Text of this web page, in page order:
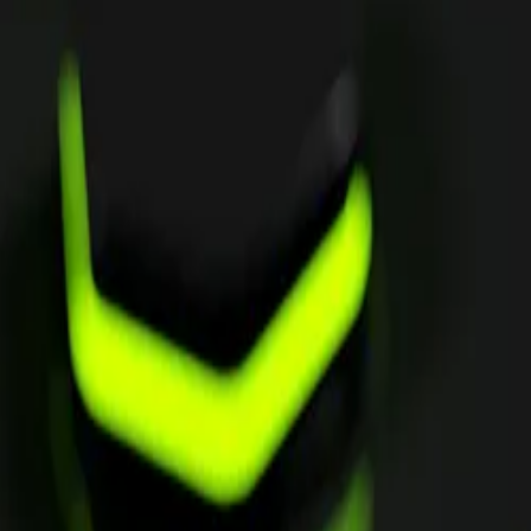
Dienstleistungen